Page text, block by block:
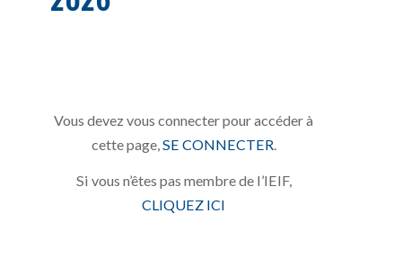
Vous devez vous connecter pour accéder à
cette page, SE CONNECTER
Si vous n’êtes pas membre de l’IEIF,
CLIQUEZ ICI